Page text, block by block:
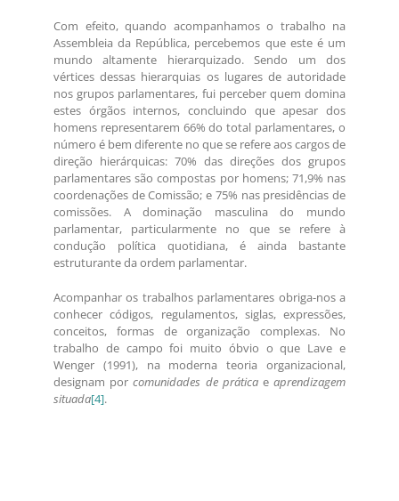
Com efeito, quando acompanhamos o trabalho na
Assembleia da República, percebemos que este é um
mundo altamente hierarquizado. Sendo um dos
vértices dessas hierarquias os lugares de autoridade
nos grupos parlamentares, fui perceber quem domina
estes órgãos internos, concluindo que apesar dos
homens representarem 66% do total parlamentares, o
número é bem diferente no que se refere aos cargos de
direção hierárquicas: 70% das direções dos grupos
parlamentares são compostas por homens; 71,9% nas
coordenações de Comissão; e 75% nas presidências de
comissões. A dominação masculina do mundo
parlamentar, particularmente no que se refere à
condução política quotidiana, é ainda bastante
estruturante da ordem parlamentar.
Acompanhar os trabalhos parlamentares obriga-nos a
conhecer códigos, regulamentos, siglas, expressões,
conceitos, formas de organização complexas. No
trabalho de campo foi muito óbvio o que Lave e
Wenger (1991), na moderna teoria organizacional,
designam porcomunidades de práticaeaprendizagem
situada[4].